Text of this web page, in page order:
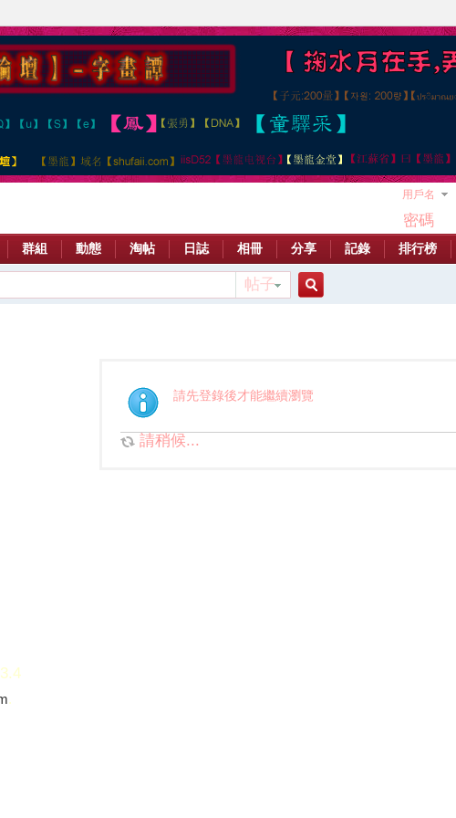
用戶名
密碼
群組 動態 淘帖 日誌 相冊 分享 記錄 排行榜
帖子
索
請先登錄後才能繼續瀏覽
請稍候...
.